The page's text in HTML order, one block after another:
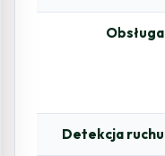
Obsługa
Detekcja ruchu